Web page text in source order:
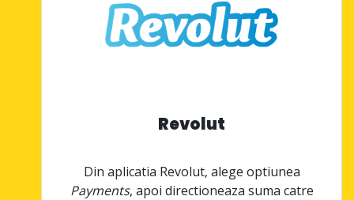
Revolut
Din aplicatia Revolut, alege optiunea
Payments, apoi directioneaza suma catre